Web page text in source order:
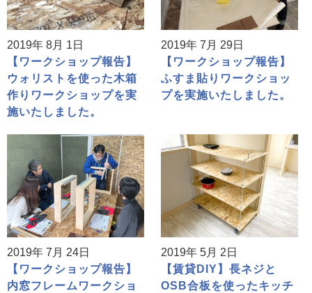
2019年 8月 1日
【ワークショップ報告】
ウォリストを使った木箱
作りワークショップを実
施いたしました。
2019年 7月 29日
【ワークショップ報告】
ふすま貼りワークショッ
プを実施いたしました。
2019年 7月 24日
【ワークショップ報告】
内窓フレームワークショ
2019年 5月 2日
【賃貸DIY】長ネジと
OSB合板を使ったキッチ